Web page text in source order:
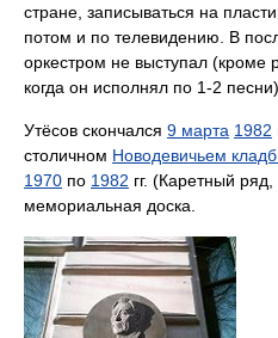
стране, записываться на
потом и по телевидению. В
оркестром не выступал (кроме
когда он исполнял по 1-2 песни).
Утёсов скончался 9 марта 1982
столичном Новодевичьем
1970 по 1982 гг. (Каретный
мемориальная доска.